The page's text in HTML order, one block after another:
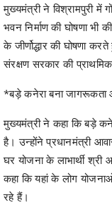
मुख्यमंत्री ने विश्रामपुरी में
भवन निर्माण की घोषणा भी
के जीर्णोद्धार की घोषणा
संरक्षण सरकार की
*बड़े कनेरा बना जागरूकता
मुख्यमंत्री ने कहा कि बड़े
है। उन्होंने प्रधानमंत्री
घर योजना के लाभार्थी
कहा कि यहां के लोग
रहे हैं।